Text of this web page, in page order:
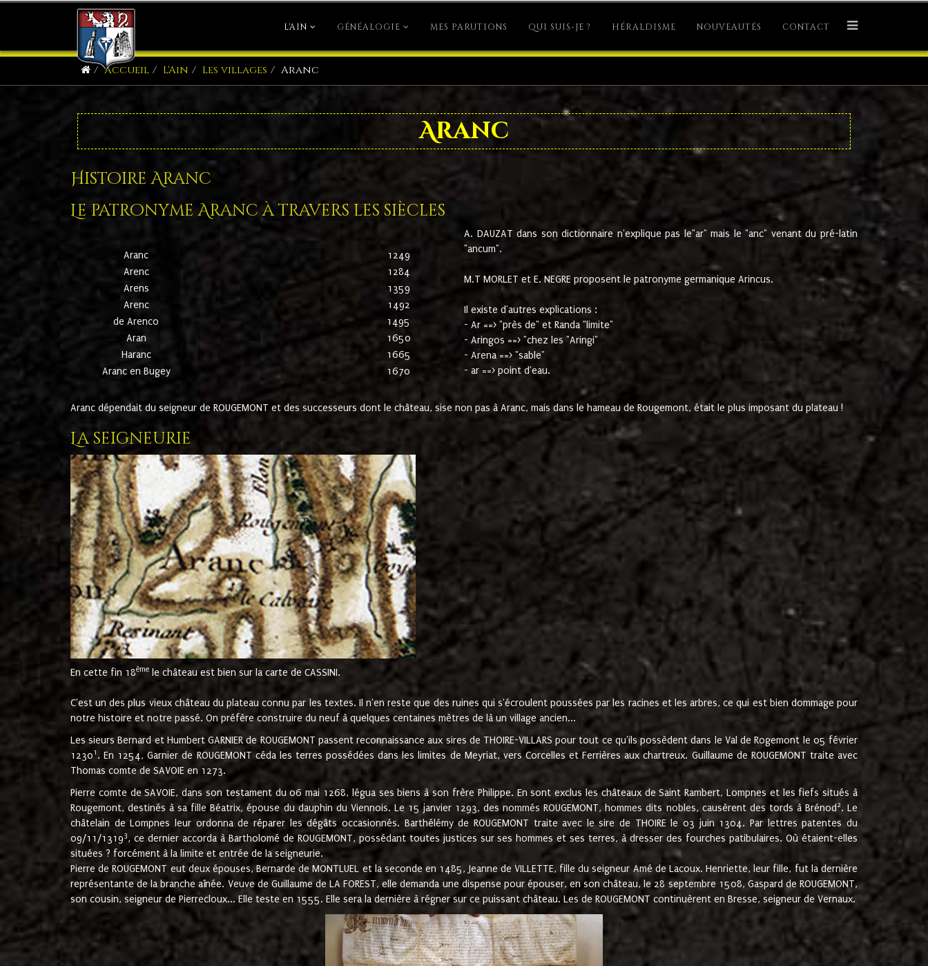
L'AIN GÉNÉALOGIE MES PARUTIONS QUI SUIS-JE ? HÉRALDISME NOUVEAUTÉS CONTACT
Accueil L'Ain Les villages Aranc
Aranc
Histoire Aranc
Le patronyme Aranc à travers les siècles
Aranc
1249
Arenc
1284
Arens
1359
Arenc
1492
de Arenco
1495
Aran
1650
Haranc
1665
Aranc en Bugey
1670
A. DAUZAT dans son dictionnaire n'explique pas le"ar" mais le "anc" venant du pré-latin
"ancum".
M.T MORLET et E. NEGRE proposent le patronyme germanique Arincus.
Il existe d'autres explications :
- Ar ==> "près de" et Randa "limite"
- Aringos ==> "chez les "Aringi"
- Arena ==> "sable"
- ar ==> point d'eau.
Aranc dépendait du seigneur de ROUGEMONT et des successeurs dont le château, sise non pas à Aranc, mais dans le hameau de Rougemont, était le plus imposant du plateau !
La seigneurie
En cette fin 18ème le château est bien sur la carte de CASSINI.
C'est un des plus vieux château du plateau connu par les textes. Il n'en reste que des ruines qui s'écroulent poussées par les racines et les arbres, ce qui est bien dommage pour
notre histoire et notre passé. On préfère construire du neuf à quelques centaines mètres de là un village ancien...
Les sieurs Bernard et Humbert GARNIER de ROUGEMONT passent reconnaissance aux sires de THOIRE-VILLARS pour tout ce qu'ils possèdent dans le Val de Rogemont le 05 février
12301 . En 1254, Garnier de ROUGEMONT céda les terres possédées dans les limites de Meyriat, vers Corcelles et Ferrières aux chartreux. Guillaume de ROUGEMONT traite avec
Thomas comte de SAVOIE en 1273.
Pierre comte de SAVOIE, dans son testament du 06 mai 1268, légua ses biens à son frère Philippe. En sont exclus les châteaux de Saint Rambert, Lompnes et les fiefs situés à
Rougemont, destinés à sa fille Béatrix, épouse du dauphin du Viennois. Le 15 janvier 1293, des nommés ROUGEMONT, hommes dits nobles, causèrent des tords à Brénod 2. Le
châtelain de Lompnes leur ordonna de réparer les dégâts occasionnés. Barthélémy de ROUGEMONT traite avec le sire de THOIRE le 03 juin 1304. Par lettres patentes du
09/11/13193, ce dernier accorda à Bartholomé de ROUGEMONT, possédant toutes justices sur ses hommes et ses terres, à dresser des fourches patibulaires. Où étaient-elles
situées ? forcément à la limite et entrée de la seigneurie.
Pierre de ROUGEMONT eut deux épouses, Bernarde de MONTLUEL et la seconde en 1485, Jeanne de VILLETTE, fille du seigneur Amé de Lacoux. Henriette, leur fille, fut la dernière
représentante de la branche aînée. Veuve de Guillaume de LA FOREST, elle demanda une dispense pour épouser, en son château, le 28 septembre 1508, Gaspard de ROUGEMONT,
son cousin, seigneur de Pierrecloux... Elle teste en 1555. Elle sera la dernière à régner sur ce puissant château. Les de ROUGEMONT continuèrent en Bresse, seigneur de Vernaux.